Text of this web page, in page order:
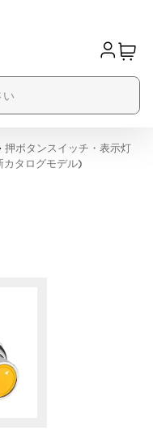
押ボタンスイッチ・表示灯
タログモデル)